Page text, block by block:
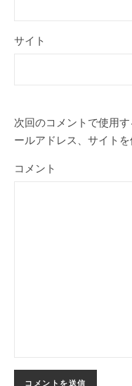
サイト
次回のコメントで使用
ールアドレス、サイトを
コメント